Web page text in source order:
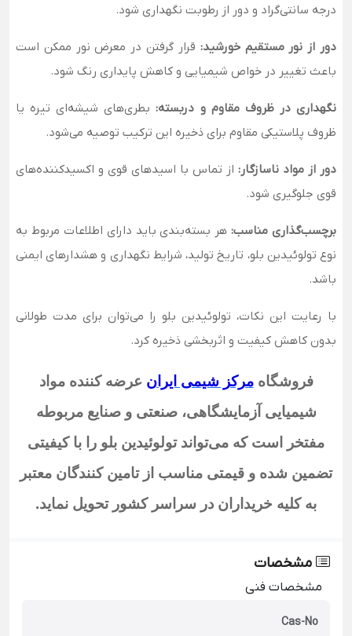
درجه سانتی‌گراد و دور از رطوبت نگهداری شود.
دور از نور مستقیم خورشید: قرار گرفتن در معرض نور ممکن است
باعث تغییر در خواص شیمیایی و کاهش پایداری رنگ شود.
نگهداری در ظروف مقاوم و دربسته:بطری‌های شیشه‌ای تیره یا
ظروف پلاستیکی مقاوم برای ذخیره این ترکیب توصیه می‌شود.
دور از مواد ناسازگار: از تماس با اسیدهای قوی و اکسیدکننده‌های
قوی جلوگیری شود.
برچسب‌گذاری مناسب:هر بسته‌بندی باید دارای اطلاعات مربوط به
نوع تولوئیدین بلو، تاریخ تولید، شرایط نگهداری و هشدارهای ایمنی
باشد.
با رعایت این نکات، تولوئیدین بلو را می‌توان برای مدت طولانی
بدون کاهش کیفیت و اثربخشی ذخیره کرد.
فروشگاه مرکز شیمی ایران عرضه کننده مواد
شیمیایی آزمایشگاهی، صنعتی و صنایع مربوطه
مفتخر است که می‌تواند تولوئیدین بلو را با کیفیتی
تضمین شده و قیمتی مناسب از تامین کنندگان معتبر
به کلیه خریداران در سراسر کشور تحویل نماید.
مشخصات
مشخصات فنی
Cas-No